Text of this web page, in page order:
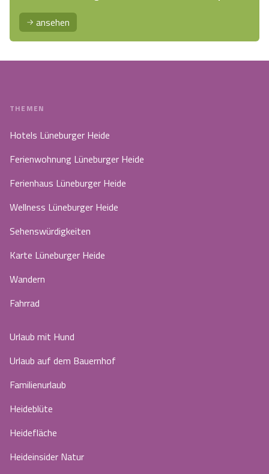
ansehen
THEMEN
Hotels Lüneburger Heide
Ferienwohnung Lüneburger Heide
Ferienhaus Lüneburger Heide
Wellness Lüneburger Heide
Sehenswürdigkeiten
Karte Lüneburger Heide
Wandern
Fahrrad
Urlaub mit Hund
Urlaub auf dem Bauernhof
Familienurlaub
Heideblüte
Heidefläche
Heideinsider Natur